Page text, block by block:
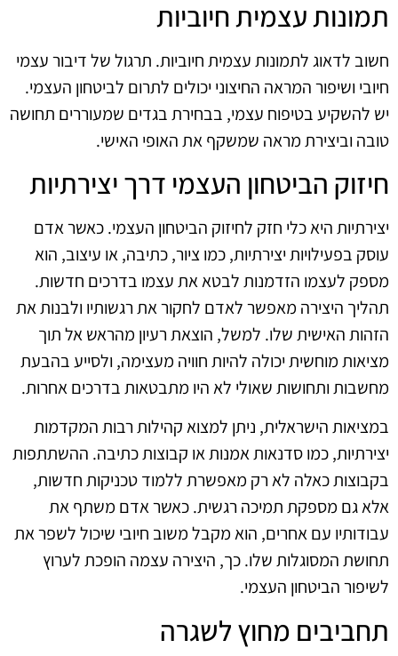
תמונות עצמית חיוביות
חשוב לדאוג לתמונות עצמית חיוביות. תרגול של דיבור עצמי
חיובי ושיפור המראה החיצוני יכולים לתרום לביטחון העצמי.
יש להשקיע בטיפוח עצמי, בבחירת בגדים שמעוררים תחושה
טובה וביצירת מראה שמשקף את האופי האישי.
חיזוק הביטחון העצמי דרך יצירתיות
יצירתיות היא כלי חזק לחיזוק הביטחון העצמי. כאשר אדם
עוסק בפעילויות יצירתיות, כמו ציור, כתיבה, או עיצוב, הוא
מספק לעצמו הזדמנות לבטא את עצמו בדרכים חדשות.
תהליך היצירה מאפשר לאדם לחקור את רגשותיו ולבנות את
הזהות האישית שלו. למשל, הוצאת רעיון מהראש אל תוך
מציאות מוחשית יכולה להיות חוויה מעצימה, ולסייע בהבעת
מחשבות ותחושות שאולי לא היו מתבטאות בדרכים אחרות.
במציאות הישראלית, ניתן למצוא קהילות רבות המקדמות
יצירתיות, כמו סדנאות אמנות או קבוצות כתיבה. ההשתתפות
בקבוצות כאלה לא רק מאפשרת ללמוד טכניקות חדשות,
אלא גם מספקת תמיכה רגשית. כאשר אדם משתף את
עבודותיו עם אחרים, הוא מקבל משוב חיובי שיכול לשפר את
תחושת המסוגלות שלו. כך, היצירה עצמה הופכת לערוץ
לשיפור הביטחון העצמי.
תחביבים מחוץ לשגרה